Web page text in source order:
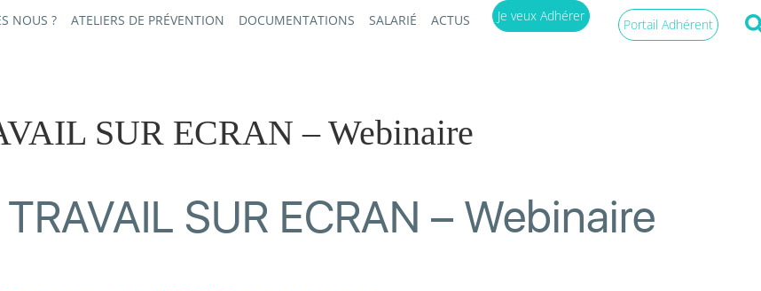
NOUS ? ATELIERS DE PRÉVENTION DOCUMENTATIONS SALARIÉ ACTUS Je veux Adhérer
Portail Adhérent
SUR ECRAN – Webinaire
SUR ECRAN – Webinaire